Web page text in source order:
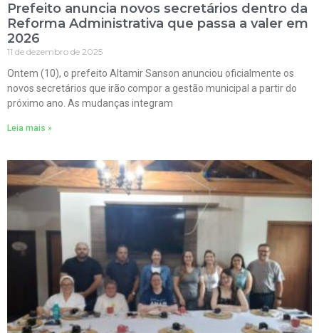
Prefeito anuncia novos secretários dentro da
Reforma Administrativa que passa a valer em
2026
11 de dezembro de 2025
Ontem (10), o prefeito Altamir Sanson anunciou oficialmente os
novos secretários que irão compor a gestão municipal a partir do
próximo ano. As mudanças integram
Leia mais »